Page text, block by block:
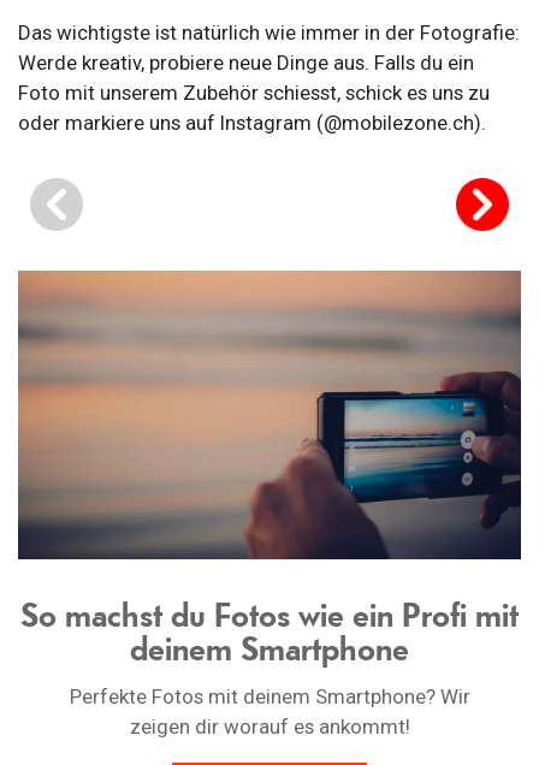
Das wichtigste ist natürlich wie immer in der Fotografie:
Werde kreativ, probiere neue Dinge aus. Falls du ein
Foto mit unserem Zubehör schiesst, schick es uns zu
oder markiere uns auf Instagram (@mobilezone.ch).
So machst du Fotos wie ein Profi mit
deinem Smartphone
Perfekte Fotos mit deinem Smartphone? Wir
zeigen dir worauf es ankommt!